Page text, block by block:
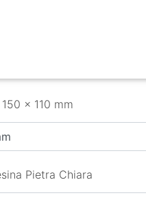
150 x 110 mm
Pietra Chiara